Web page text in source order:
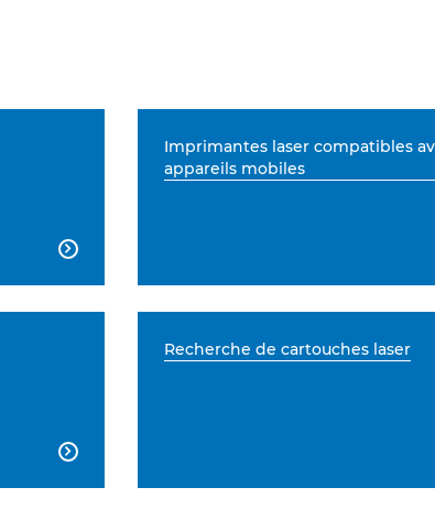

Imprimantes laser compatibles
appareils mobiles

Recherche de cartouches laser